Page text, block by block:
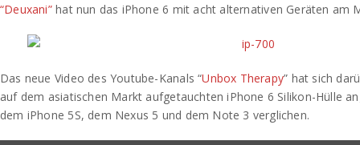
“Deuxani”hat nun das iPhone 6 mit acht alternativen Geräten am
Das neue Video des Youtube-Kanals “Unbox Therapy” hat sich
auf dem asiatischen Markt aufgetauchten iPhone 6 Silikon-Hülle
dem iPhone 5S, dem Nexus 5 und dem Note 3 verglichen.